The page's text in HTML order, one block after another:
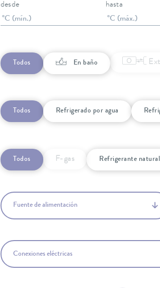
desde
hasta
Todos En baño
Todos Refrigerado por agua
Todos F-gas Refrigerante natural
Fuente de alimentación
Conexiones eléctricas